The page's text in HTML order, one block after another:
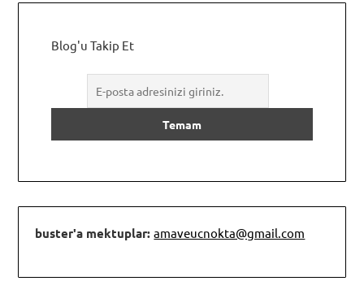
Blog'u Takip Et
buster'a mektuplar:amaveucnokta@gmail.com